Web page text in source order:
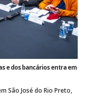
e dos bancários entra em
São José do Rio Preto,